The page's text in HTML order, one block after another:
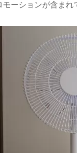
ーションが含まれ